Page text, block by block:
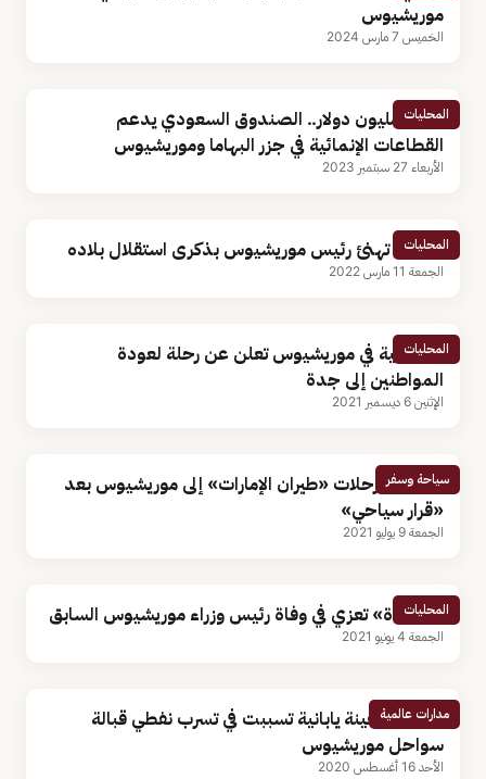
موريشيوس
الخميس 7 مارس 2024
المحليات
بـ140 مليون دولار.. الصندوق السعودي يدعم
القطاعات الإنمائية في جزر البهاما وموريشيوس
الأربعاء 27 سبتمبر 2023
المحليات
القيادة تهنئ رئيس موريشيوس بذكرى استقلال بلاده
الجمعة 11 مارس 2022
المحليات
القنصلية في موريشيوس تعلن عن رحلة لعودة
المواطنين إلى جدة
الإثنين 6 ديسمبر 2021
سياحة وسفر
استئناف رحلات «طيران الإمارات» إلى موريشيوس بعد
«قرار سياحي»
الجمعة 9 يوليو 2021
المحليات
«القيادة» تعزي في وفاة رئيس وزراء موريشيوس السابق
الجمعة 4 يونيو 2021
مدارات عالمية
انشطار سفينة يابانية تسببت في تسرب نفطي قبالة
سواحل موريشيوس
الأحد 16 أغسطس 2020